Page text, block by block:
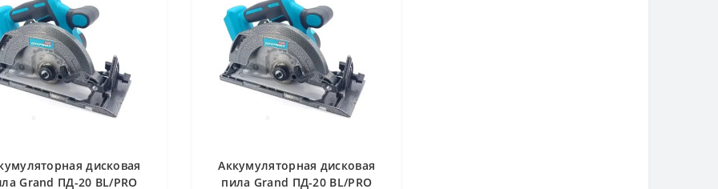
дисковая
Grand ПД-20 BL/PRO
Аккумуляторная дисковая
пила Grand ПД-20 BL/PRO